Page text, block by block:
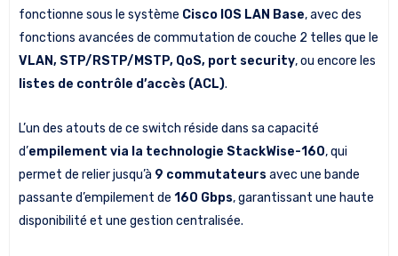
fonctionne sous le système Cisco IOS LAN Base, avec des
fonctions avancées de commutation de couche 2 telles que le
VLAN, STP/RSTP/MSTP, QoS, port security, ou encore les
listes de contrôle d’accès (ACL).
L’un des atouts de ce switch réside dans sa capacité
d’empilement via la technologie StackWise-160, qui
permet de relier jusqu’à 9 commutateurs avec une bande
passante d’empilement de 160 Gbps, garantissant une haute
disponibilité et une gestion centralisée.